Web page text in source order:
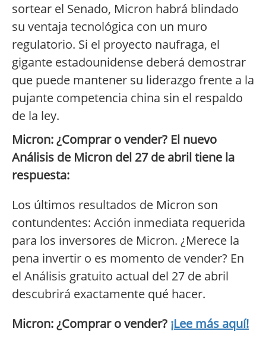
sortear el Senado, Micron habrá blindado
su ventaja tecnológica con un muro
regulatorio. Si el proyecto naufraga, el
gigante estadounidense deberá demostrar
que puede mantener su liderazgo frente a la
pujante competencia china sin el respaldo
de la ley.
Micron: ¿Comprar o vender? El nuevo
Análisis de Micron del 27 de abril tiene la
respuesta:
Los últimos resultados de Micron son
contundentes: Acción inmediata requerida
para los inversores de Micron. ¿Merece la
pena invertir o es momento de vender? En
el Análisis gratuito actual del 27 de abril
descubrirá exactamente qué hacer.
Micron: ¿Comprar o vender? ¡Lee más aquí!